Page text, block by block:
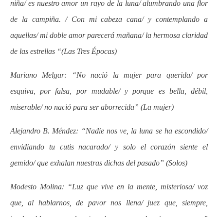
niña/ es nuestro amor un rayo de la luna/ alumbrando una flor
de la campiña. / Con mi cabeza cana/ y contemplando a
aquellas/ mi doble amor parecerá mañana/ la hermosa claridad
de las estrellas “(Las Tres Épocas)
Mariano Melgar: “No nació la mujer para querida/ por
esquiva, por falsa, por mudable/ y porque es bella, débil,
miserable/ no nació para ser aborrecida” (La mujer)
Alejandro B. Méndez: “Nadie nos ve, la luna se ha escondido/
envidiando tu cutis nacarado/ y solo el corazón siente el
gemido/ que exhalan nuestras dichas del pasado” (Solos)
Modesto Molina: “Luz que vive en la mente, misteriosa/ voz
que, al hablarnos, de pavor nos llena/ juez que, siempre,